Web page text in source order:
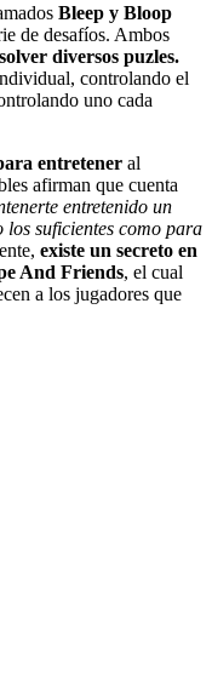
Bleep y Bloop
de desafíos. Ambos
diversos puzles.
controlando el
uno cada
entretener al
afirman que cuenta
entretenido un
los suficientes como para
existe un secreto en
And Friends, el cual
a los jugadores que